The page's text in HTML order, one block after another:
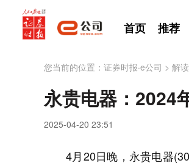
首页 推荐
您当前的位置： 证券时报·e公司 > 解读
永贵电器：2024
2025-04-20 23:51
4月20日晚，永贵电器